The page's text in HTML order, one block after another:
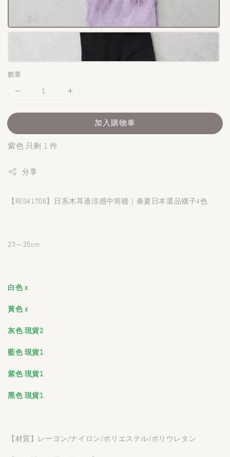
數量
加入購物車
紫色 只剩 1 件
分享
【RE041706】日系木耳邊涼感中筒襪｜春夏日本選品襪子4色
23～25cm
白色 x
黃色 x
灰色 現貨2
藍色 現貨1
紫色 現貨1
黑色 現貨1
【材質】レーヨン/ナイロン/ポリエステル/ポリウレタン